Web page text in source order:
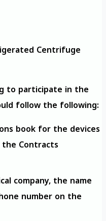
Centrifuge
to participate in the
follow the following:
book for the devices
Contracts
company, the name
number on the